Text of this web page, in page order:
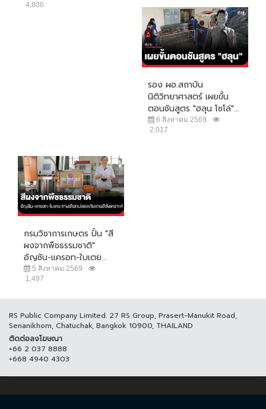
4,806
รอง ผอ.สถาบัน
นิติวิทยาศาสตร์ เผยขั้น
ตอนชันสูตร "ฮลุน โซโล่"...
6 สิงหาคม 2569
2,017
กรมวิชาการเกษตร ปั้น "สี
ผงจากพืชธรรมชาติ"
อัญชัน-แครอท-ใบเตย...
5 สิงหาคม 2569
1,497
RS Public Company Limited. 27 RS Group, Prasert-Manukit Road,
Senanikhom, Chatuchak, Bangkok 10900, THAILAND
ติดต่อลงโฆษณา
+66 2 037 8888
+668 4940 4303
© COPYRIGHT 2017 THAICH8.COM, ALL RIGHT RESERVED.